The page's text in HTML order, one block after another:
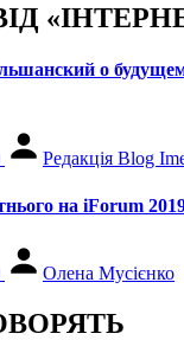
о
Редакція Blog
на iForum
Олена Мусієнко